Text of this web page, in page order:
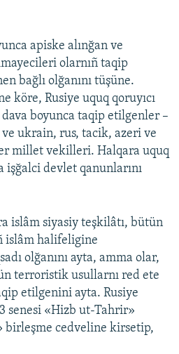
apiske alınğan ve
olarnıñ taqip
bağlı olğanını tüşüne.
köre, Rusiye uquq qoruyıcı
boyunca taqip etilgenler –
ukrain, rus, tacik, azeri ve
millet vekilleri. Halqara uquq
devlet qanunlarını
islâm siyasiy teşkilâtı, bütün
islâm halifeligine
olğanını ayta, amma olar,
terroristik usullarnı red ete
etilgenini ayta. Rusiye
senesi «Hizb ut-Tahrir»
birleşme cedveline kirsetip,